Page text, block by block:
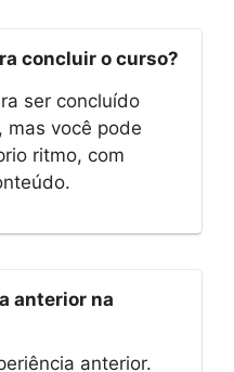
concluir o curso?
ser concluído
mas você pode
ritmo, com
anterior na
anterior.